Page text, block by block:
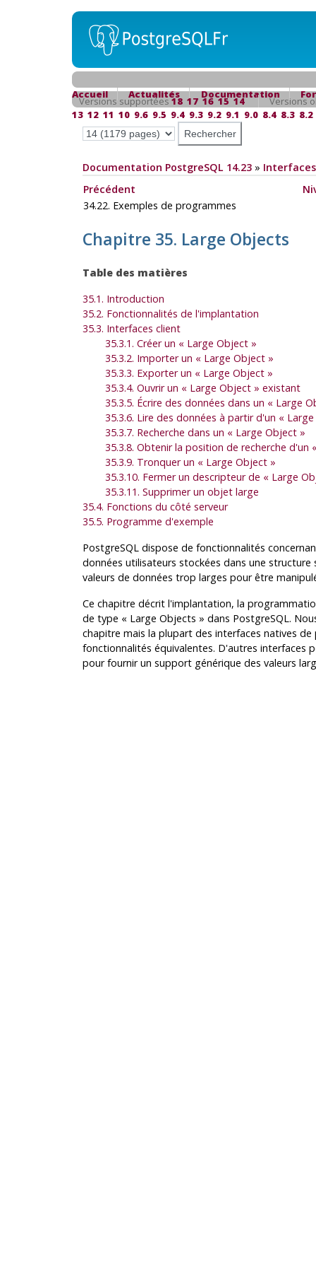
Accueil Actualités Documentation
Versions supportées18 17 16 15 14
Versions
13 12 11 10 9.6 9.5 9.4 9.3 9.2 9.1 9.0 8.4 8.3 8.2
Documentation PostgreSQL 14.23»
Précédent
34.22. Exemples de programmes
Chapitre 35. Large Objects
Table des matières
35.1. Introduction
35.2. Fonctionnalités de l'implantation
35.3. Interfaces client
35.3.1. Créer un « Large Object »
35.3.2. Importer un « Large Object »
35.3.3. Exporter un « Large Object »
35.3.4. Ouvrir un « Large Object » existant
35.3.5. Écrire des données dans un « Large
35.3.6. Lire des données à partir d'un «
35.3.7. Recherche dans un « Large Object »
35.3.8. Obtenir la position de recherche d'un
35.3.9. Tronquer un « Large Object »
35.3.10. Fermer un descripteur de « Large
35.3.11. Supprimer un objet large
35.4. Fonctions du côté serveur
35.5. Programme d'exemple
PostgreSQLdispose de fonctionnalités
données utilisateurs stockées dans une
valeurs de données trop larges pour être
Ce chapitre décrit l'implantation, la
de type « Large Objects » dans PostgreSQL.
chapitre mais la plupart des interfaces natives
fonctionnalités équivalentes. D'autres interfaces
pour fournir un support générique des valeurs